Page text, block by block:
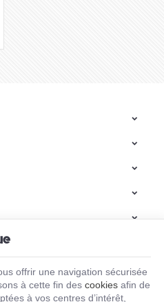
| Mentions légales & Contact|Conditions
offrir une navigation sécurisée
à cette fin des cookies afin de
à vos centres d’intérêt,